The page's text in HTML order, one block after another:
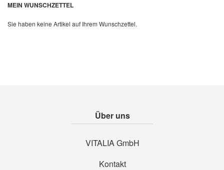
MEIN WUNSCHZETTEL
Sie haben keine Artikel auf Ihrem Wunschzettel.
Über uns
VITALIA GmbH
Kontakt